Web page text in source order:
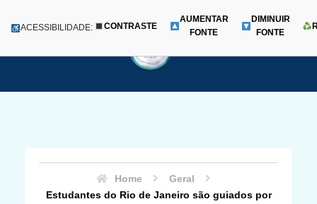
para
Menu
ACESSIBILIDADE: CONTRASTE
AUMENTAR
FONTE
DIMINUIR
FONTE
Home
Geral
Estudantes do Rio de Janeiro são guiados por